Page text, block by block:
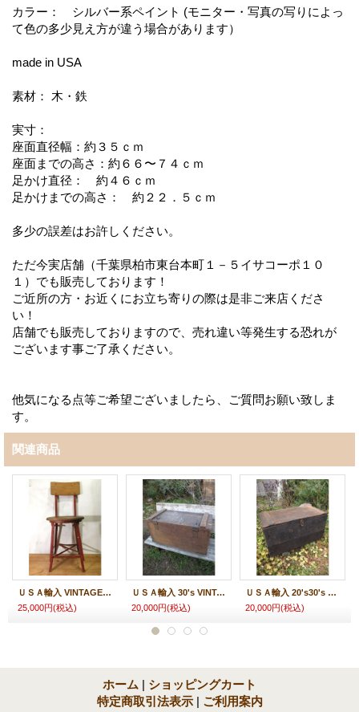
カラー： シルバー系ペイント (モニター・写真の写りによっ
て色の多少見え方が違う場合があります）
made in USA
素材： 木・鉄
実寸：
座面直径幅：約３５ｃｍ
座面までの高さ：約６６〜７４ｃｍ
足かけ直径： 約４６ｃｍ
足かけまでの高さ： 約２２．５ｃｍ
多少の誤差はお許しください。
ただ今実店舗（千葉県柏市東台本町１－５イサコーポ１０
１）でも販売しております！
ご近所の方・お近くにお立ち寄りの際は是非ご来店くださ
い！
店舗でも販売しておりますので、売れ違い等発生する恐れが
ございます事ご了承ください。
他気になる点等ご希望ございましたら、ご質問お願い致しま
す。
関連商品
ＵＳＡ輸入 VINTAGE ビンテージ インダストリアル スツール 工業
25,000円(税込)
ＵＳＡ輸入 30's VINTAGE ビンテージ Wood tool BOX 道具箱
20,000円(税込)
ＵＳＡ輸入 20's30's VINTAGE ビンテージ Wood tool BOX 道具箱
20,000円(税込)
ホーム | ショッピングカート
特定商取引法表示 | ご利用案内